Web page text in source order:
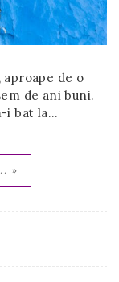
de o
de ani buni.
i bat la…
»